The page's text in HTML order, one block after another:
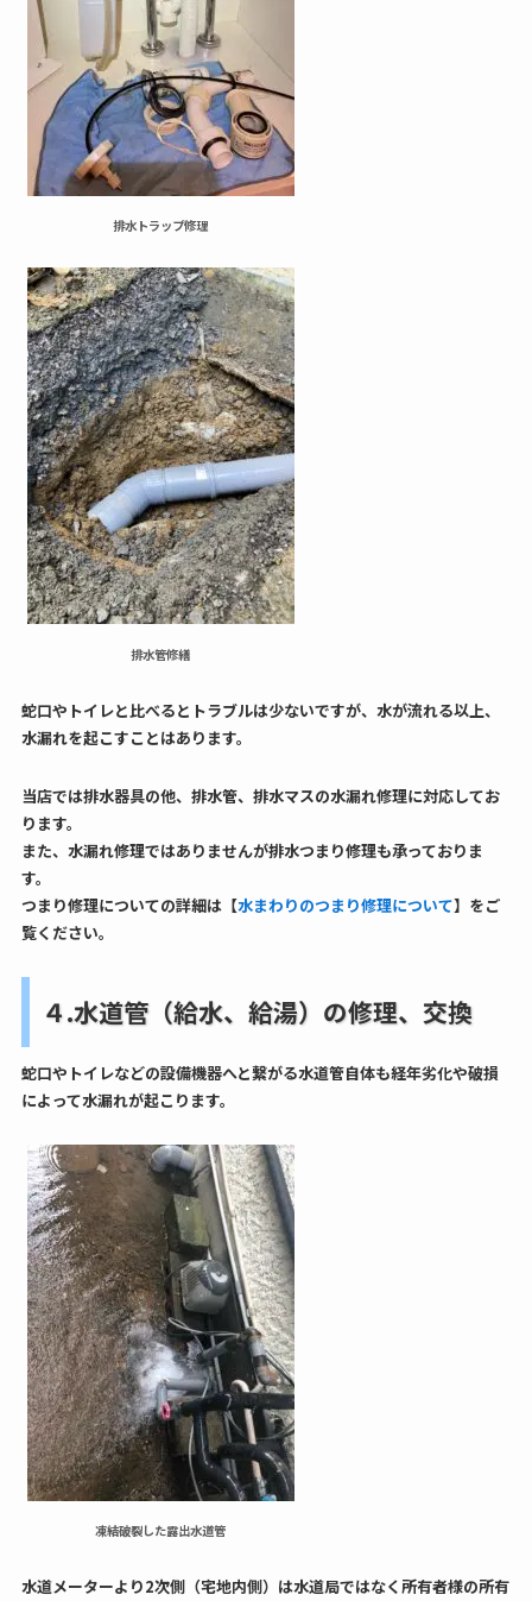
排水トラップ修理
排水管修繕
蛇口やトイレと比べるとトラブルは少ないですが、水が流れる以上、
水漏れを起こすことはあります。
当店では排水器具の他、排水管、排水マスの水漏れ修理に対応してお
ります。
また、水漏れ修理ではありませんが排水つまり修理も承っておりま
す。
つまり修理についての詳細は【水まわりのつまり修理について】をご
覧ください。
４.水道管（給水、給湯）の修理、交換
蛇口やトイレなどの設備機器へと繋がる水道管自体も経年劣化や破損
によって水漏れが起こります。
凍結破裂した露出水道管
水道メーターより2次側（宅地内側）は水道局ではなく所有者様の所有